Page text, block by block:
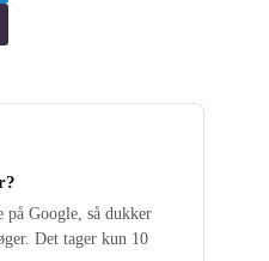
Google, så dukker
Det tager kun 10